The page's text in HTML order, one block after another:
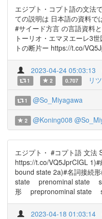
エジプト・コプト語の文法
ての説明は 日本語の資料
#サイード方言 の言語資料
トーリオ・エマヌエーレ3
トの断片ー https://t.co/
2023-04-24 05:03:13
1 2 0.707 リ
1 @So_Miyagawa
2 @Koning008
エジプト・ #コプト語 文法
https://t.co/VQ5JprCIGL
bound state 2a)#名詞接続
state prenominal state
形 prepronominal state
2023-04-18 01:03:14